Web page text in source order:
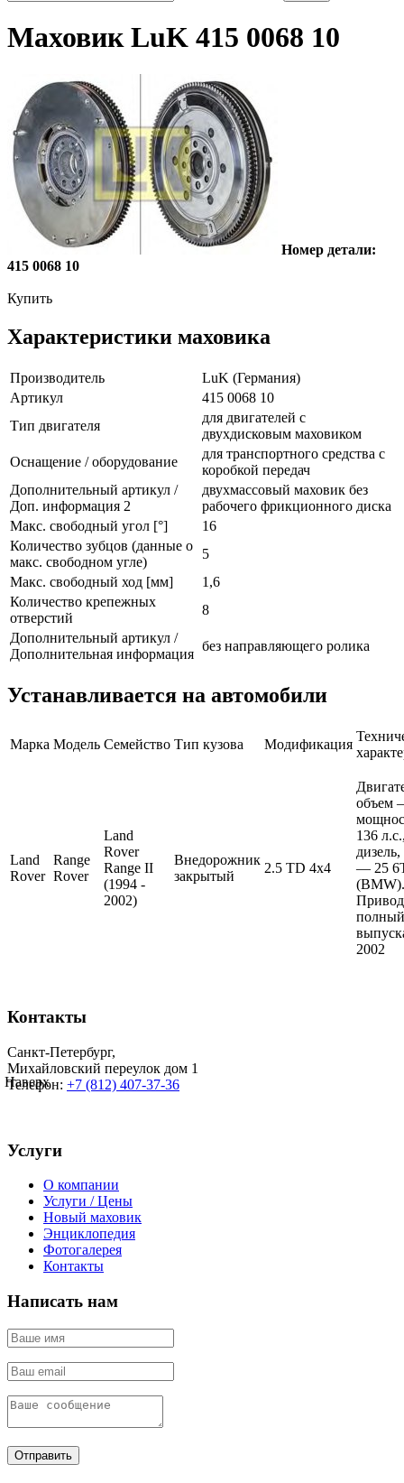
Маховик LuK 415 0068 10
Номер детали:
415 0068 10
Купить
Характеристики маховика
Производитель
LuK (Германия)
Артикул
415 0068 10
Тип двигателя
для двигателей с
двухдисковым маховиком
Оснащение / оборудование
для транспортного средства с
коробкой передач
Дополнительный артикул /
Доп. информация 2
двухмассовый маховик без
рабочего фрикционного диска
Макс. свободный угол [°]
16
Количество зубцов (данные о
макс. свободном угле)
5
Макс. свободный ход [мм]
1,6
Количество крепежных
отверстий
8
Дополнительный артикул /
Дополнительная информация
без направляющего ролика
Устанавливается на автомобили
Марка Модель Семейство Тип кузова Модификация
Land
Rover
Range
Rover
Land
Rover
Range II
(1994 -
2002)
Внедорожник
закрытый
2.5 TD 4x4
объем
136
— 25
(BMW).
2002
Контакты
Санкт-Петербург,
Михайловский переулок дом 1
Телефон: +7 (812) 407-37-36
Услуги
О компании
Услуги / Цены
Новый маховик
Энциклопедия
Фотогалерея
Контакты
Написать нам
Отправить
Наверх